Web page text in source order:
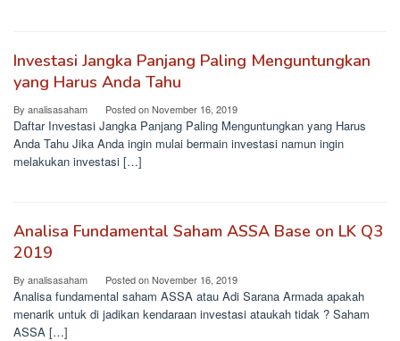
Investasi Jangka Panjang Paling Menguntungkan
yang Harus Anda Tahu
By analisasaham Posted onNovember 16, 2019
Daftar Investasi Jangka Panjang Paling Menguntungkan yang Harus
Anda Tahu Jika Anda ingin mulai bermain investasi namun ingin
melakukan investasi […]
Analisa Fundamental Saham ASSA Base on LK Q3
2019
By analisasaham Posted onNovember 16, 2019
Analisa fundamental saham ASSA atau Adi Sarana Armada apakah
menarik untuk di jadikan kendaraan investasi ataukah tidak ? Saham
ASSA […]